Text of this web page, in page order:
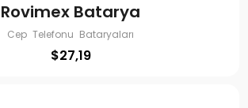
Rovimex Batarya
Cep Telefonu Bataryaları
$27,19